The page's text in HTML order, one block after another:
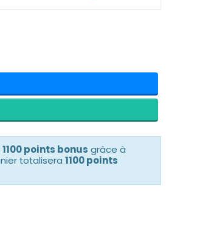
1100 points bonus grâce à
totalisera 1100 points